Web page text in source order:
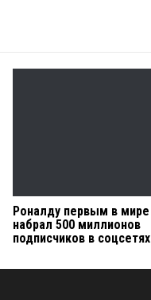
Роналду первым в мире
набрал 500 миллионов
подписчиков в соцсетях